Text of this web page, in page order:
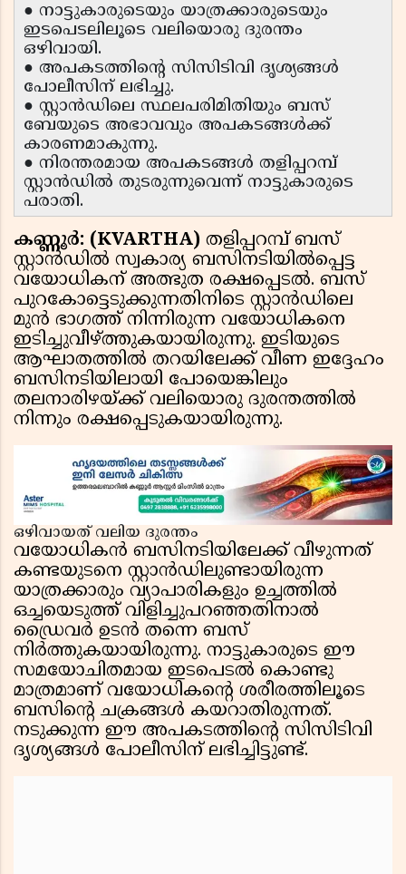
● നാട്ടുകാരുടെയും യാത്രക്കാരുടെയും
ഇടപെടലിലൂടെ വലിയൊരു ദുരന്തം
ഒഴിവായി.
● അപകടത്തിൻ്റെ സിസിടിവി ദൃശ്യങ്ങൾ
പോലീസിന് ലഭിച്ചു.
● സ്റ്റാൻഡിലെ സ്ഥലപരിമിതിയും ബസ്
ബേയുടെ അഭാവവും അപകടങ്ങൾക്ക്
കാരണമാകുന്നു.
● നിരന്തരമായ അപകടങ്ങൾ തളിപ്പറമ്പ്
സ്റ്റാൻഡിൽ തുടരുന്നുവെന്ന് നാട്ടുകാരുടെ
പരാതി.
കണ്ണൂർ: (KVARTHA) തളിപ്പറമ്പ് ബസ്
സ്റ്റാൻഡിൽ സ്വകാര്യ ബസിനടിയിൽപ്പെട്ട
വയോധികന് അത്ഭുത രക്ഷപ്പെടൽ. ബസ്
പുറകോട്ടെടുക്കുന്നതിനിടെ സ്റ്റാൻഡിലെ
മുൻ ഭാഗത്ത് നിന്നിരുന്ന വയോധികനെ
ഇടിച്ചുവീഴ്ത്തുകയായിരുന്നു. ഇടിയുടെ
ആഘാതത്തിൽ തറയിലേക്ക് വീണ ഇദ്ദേഹം
ബസിനടിയിലായി പോയെങ്കിലും
തലനാരിഴയ്ക്ക് വലിയൊരു ദുരന്തത്തിൽ
നിന്നും രക്ഷപ്പെടുകയായിരുന്നു.
ഒഴിവായത് വലിയ ദുരന്തം
വയോധികൻ ബസിനടിയിലേക്ക് വീഴുന്നത്
കണ്ടയുടനെ സ്റ്റാൻഡിലുണ്ടായിരുന്ന
യാത്രക്കാരും വ്യാപാരികളും ഉച്ചത്തിൽ
ഒച്ചയെടുത്ത് വിളിച്ചുപറഞ്ഞതിനാൽ
ഡ്രൈവർ ഉടൻ തന്നെ ബസ്
നിർത്തുകയായിരുന്നു. നാട്ടുകാരുടെ ഈ
സമയോചിതമായ ഇടപെടൽ കൊണ്ടു
മാത്രമാണ് വയോധികൻ്റെ ശരീരത്തിലൂടെ
ബസിൻ്റെ ചക്രങ്ങൾ കയറാതിരുന്നത്.
നടുക്കുന്ന ഈ അപകടത്തിൻ്റെ സിസിടിവി
ദൃശ്യങ്ങൾ പോലീസിന് ലഭിച്ചിട്ടുണ്ട്.